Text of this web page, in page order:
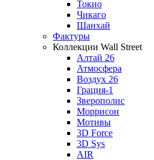
Токио
Чикаго
Шанхай
Фактуры
Коллекции Wall Street
Алтай 26
Атмосфера
Воздух 26
Грация-1
Зверополис
Моррисон
Мотивы
3D Force
3D Sys
AIR